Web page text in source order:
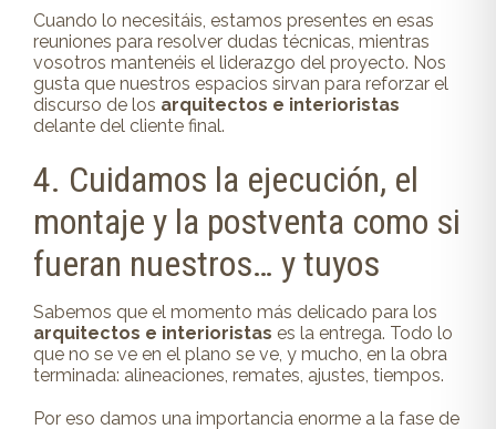
Cuando lo necesitáis, estamos presentes en esas
reuniones para resolver dudas técnicas, mientras
vosotros mantenéis el liderazgo del proyecto. Nos
gusta que nuestros espacios sirvan para reforzar el
discurso de los arquitectos e interioristas
delante del cliente final.
4. Cuidamos la ejecución, el
montaje y la postventa como si
fueran nuestros… y tuyos
Sabemos que el momento más delicado para los
arquitectos e interioristas es la entrega. Todo lo
que no se ve en el plano se ve, y mucho, en la obra
terminada: alineaciones, remates, ajustes, tiempos.
Por eso damos una importancia enorme a la fase de